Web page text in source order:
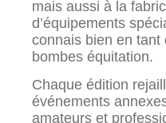
mais aussi à la
d’équipements
connais bien en
bombes équitation.
Chaque édition
événements
amateurs et